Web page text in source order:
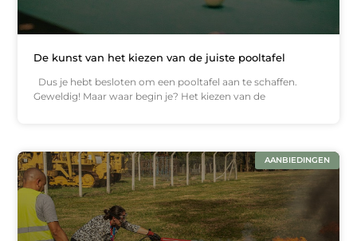
De kunst van het kiezen van de juiste pooltafel
Dus je hebt besloten om een pooltafel aan te schaffen.
Geweldig! Maar waar begin je? Het kiezen van de
AANBIEDINGEN